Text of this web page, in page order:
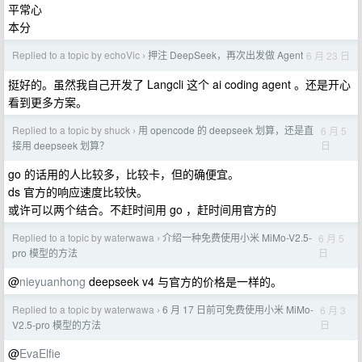
平常心
本分
Replied to a topic by echoVic › 押注 DeepSeek，再次出发做 Agent 6 月 23 日
挺好的。虽然我自己开发了 Langcli 这个 ai coding agent 。还是开心
看到更多方案。
Replied to a topic by shuck › 用 opencode 的 deepseek 划算，还是直
接用 deepseek 划算？
6 月 5
日
go 的话用的人比较多，比较卡，但的确便宜。
ds 官方的响应速度比较快。
或许可以两个结合。不赶时间用 go ，赶时间用官方的
Replied to a topic by waterwawa › 介绍一种免费使用小米 MiMo-V2.5-
pro 模型的方法
6 月 5
日
@nieyuanhong deepseek v4 与官方的价格是一样的。
Replied to a topic by waterwawa › 6 月 17 日前可免费使用小米 MiMo-
V2.5-pro 模型的方法
6 月 3
日
@EvaElfie